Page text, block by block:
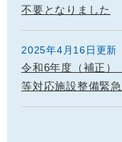
不要となりました
2025年4月16日更新
令和6年度（補正
等対応施設整備緊